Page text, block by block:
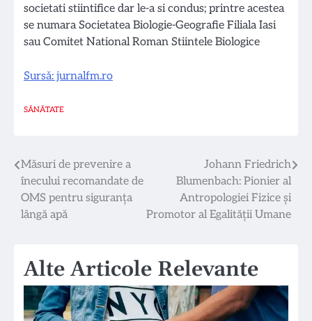
societati stiintifice dar le-a si condus; printre acestea
se numara Societatea Biologie-Geografie Filiala Iasi
sau Comitet National Roman Stiintele Biologice
Sursǎ: jurnalfm.ro
SĂNĂTATE
Navigare
în
articole
Măsuri de prevenire a
înecului recomandate de
OMS pentru siguranța
lângă apă
Johann Friedrich
Blumenbach: Pionier al
Antropologiei Fizice și
Promotor al Egalității Umane
Alte Articole Relevante